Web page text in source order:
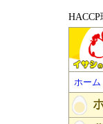
ホーム